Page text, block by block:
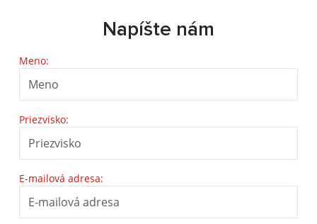
Napíšte nám
Meno:
Priezvisko:
E-mailová adresa: